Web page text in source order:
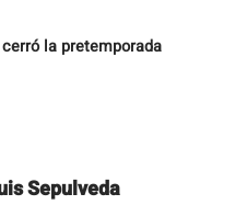
la pretemporada
Sepulveda